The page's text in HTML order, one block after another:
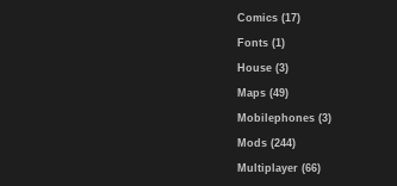
Comics (17)
Fonts (1)
House (3)
Maps (49)
Mobilephones (3)
Mods (244)
Multiplayer (66)